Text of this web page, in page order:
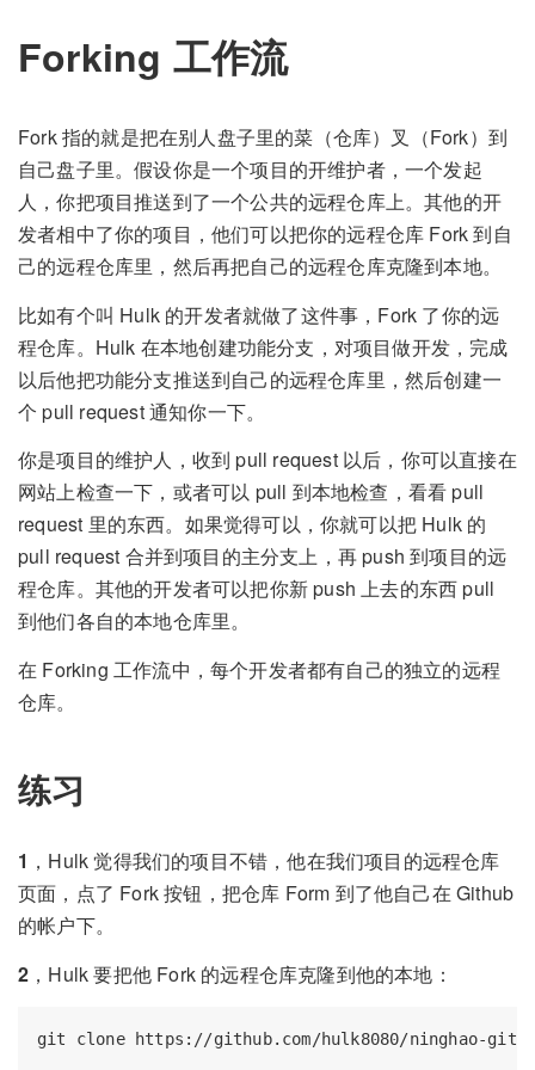
Forking 工作流
Fork 指的就是把在别人盘子里的菜（仓库）叉（Fork）到
自己盘子里。假设你是一个项目的开维护者，一个发起
人，你把项目推送到了一个公共的远程仓库上。其他的开
发者相中了你的项目，他们可以把你的远程仓库 Fork 到自
己的远程仓库里，然后再把自己的远程仓库克隆到本地。
比如有个叫 Hulk 的开发者就做了这件事，Fork 了你的远
程仓库。Hulk 在本地创建功能分支，对项目做开发，完成
以后他把功能分支推送到自己的远程仓库里，然后创建一
个 pull request 通知你一下。
你是项目的维护人，收到 pull request 以后，你可以直接在
网站上检查一下，或者可以 pull 到本地检查，看看 pull
request 里的东西。如果觉得可以，你就可以把 Hulk 的
pull request 合并到项目的主分支上，再 push 到项目的远
程仓库。其他的开发者可以把你新 push 上去的东西 pull
到他们各自的本地仓库里。
在 Forking 工作流中，每个开发者都有自己的独立的远程
仓库。
练习
1 ，Hulk 觉得我们的项目不错，他在我们项目的远程仓库
页面，点了 Fork 按钮，把仓库 Form 到了他自己在 Github
的帐户下。
2 ，Hulk 要把他 Fork 的远程仓库克隆到他的本地：